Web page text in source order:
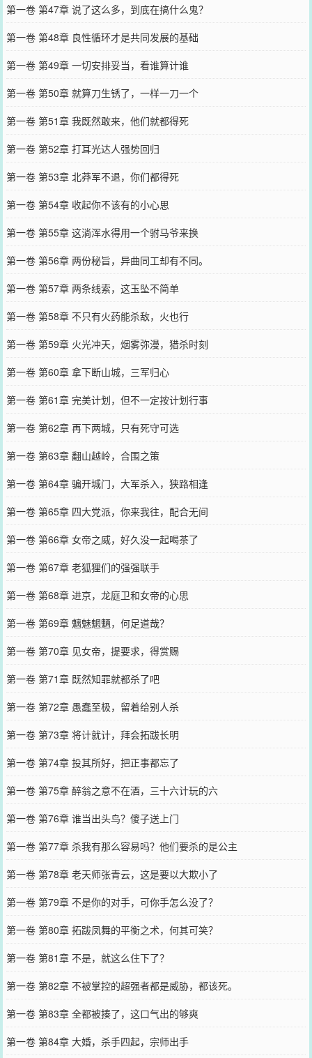
第一卷 第47章 说了这么多，到底在搞什么鬼？
第一卷 第48章 良性循环才是共同发展的基础
第一卷 第49章 一切安排妥当，看谁算计谁
第一卷 第50章 就算刀生锈了，一样一刀一个
第一卷 第51章 我既然敢来，他们就都得死
第一卷 第52章 打耳光达人强势回归
第一卷 第53章 北莽军不退，你们都得死
第一卷 第54章 收起你不该有的小心思
第一卷 第55章 这淌浑水得用一个驸马爷来换
第一卷 第56章 两份秘旨，异曲同工却有不同。
第一卷 第57章 两条线索，这玉坠不简单
第一卷 第58章 不只有火药能杀敌，火也行
第一卷 第59章 火光冲天，烟雾弥漫，猎杀时刻
第一卷 第60章 拿下断山城，三军归心
第一卷 第61章 完美计划，但不一定按计划行事
第一卷 第62章 再下两城，只有死守可选
第一卷 第63章 翻山越岭，合围之策
第一卷 第64章 骗开城门，大军杀入，狭路相逢
第一卷 第65章 四大党派，你来我往，配合无间
第一卷 第66章 女帝之威，好久没一起喝茶了
第一卷 第67章 老狐狸们的强强联手
第一卷 第68章 进京，龙庭卫和女帝的心思
第一卷 第69章 魑魅魍魉，何足道哉？
第一卷 第70章 见女帝，提要求，得赏赐
第一卷 第71章 既然知罪就都杀了吧
第一卷 第72章 愚蠢至极，留着给别人杀
第一卷 第73章 将计就计，拜会拓跋长明
第一卷 第74章 投其所好，把正事都忘了
第一卷 第75章 醉翁之意不在酒，三十六计玩的六
第一卷 第76章 谁当出头鸟？傻子送上门
第一卷 第77章 杀我有那么容易吗？他们要杀的是公主
第一卷 第78章 老天师张青云，这是要以大欺小了
第一卷 第79章 不是你的对手，可你手怎么没了？
第一卷 第80章 拓跋凤舞的平衡之术，何其可笑？
第一卷 第81章 不是，就这么住下了？
第一卷 第82章 不被掌控的超强者都是威胁，都该死。
第一卷 第83章 全都被揍了，这口气出的够爽
第一卷 第84章 大婚，杀手四起，宗师出手